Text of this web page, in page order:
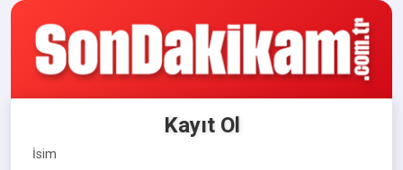
Kayıt Ol
İsim